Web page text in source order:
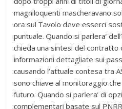
magniloquenti mascheravano
ora sul Tavolo deve esserci
puntuale. Quando si parlera’
chieda una sintesi del contratto
informazioni dettagliate sui
causando l’attuale contesa tra
sono chiave al monitoraggio
futuro. Quando si parlera’ di
complementari basate sul